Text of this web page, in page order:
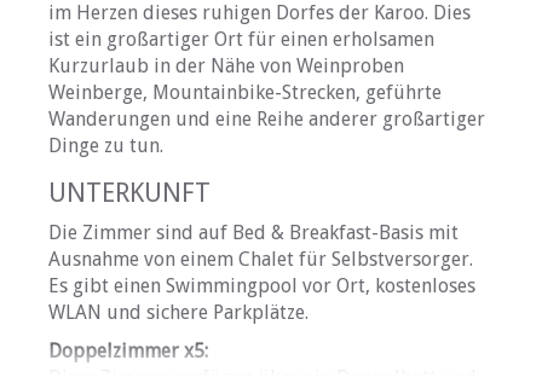
im Herzen dieses ruhigen Dorfes der Karoo. Dies
ist ein großartiger Ort für einen erholsamen
Kurzurlaub in der Nähe von Weinproben
Weinberge, Mountainbike-Strecken, geführte
Wanderungen und eine Reihe anderer großartiger
Dinge zu tun.
UNTERKUNFT
Die Zimmer sind auf Bed & Breakfast-Basis mit
Ausnahme von einem Chalet für Selbstversorger.
Es gibt einen Swimmingpool vor Ort, kostenloses
WLAN und sichere Parkplätze.
Doppelzimmer x5: